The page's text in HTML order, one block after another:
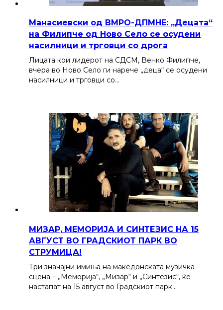
Манасиевски од ВМРО-ДПМНЕ: „Децата“
на Филипче од Ново Село се осудени
насилници и трговци со дрога
Лицата кои лидерот на СДСМ, Венко Филипче,
вчера во Ново Село ги нарече „деца“ се осудени
насилници и трговци со…
МИЗАР, МЕМОРИЈА И СИНТЕЗИС НА 15
АВГУСТ ВО ГРАДСКИОТ ПАРК ВО
СТРУМИЦА!
Три значајни имиња на македонската музичка
сцена – „Меморија“, „Мизар“ и „Синтезис“, ќе
настапат на 15 август во Градскиот парк…